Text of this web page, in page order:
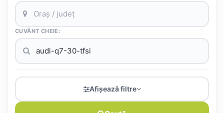
CUVÂNT CHEIE:
Afișează filtre